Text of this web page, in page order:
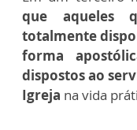
que aqueles
totalmente
forma
dispostos ao
Igreja na vida